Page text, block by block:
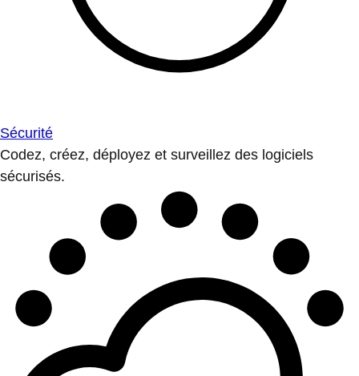
Sécurité
Codez, créez, déployez et surveillez des logiciels
sécurisés.